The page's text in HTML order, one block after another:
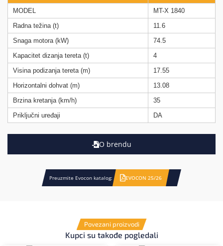
O brendu
MODEL
MT-X 1840
Radna težina (t)
11.6
Snaga motora (kW)
74.5
Kapacitet dizanja tereta (t)
4
Visina podizanja tereta (m)
17.55
Horizontalni dohvat (m)
13.08
Brzina kretanja (km/h)
35
Priključni uređaji
DA
Preuzmite Evocon katalog: EVOCON 25/26
Povezani proizvodi
Kupci su takođe pogledali